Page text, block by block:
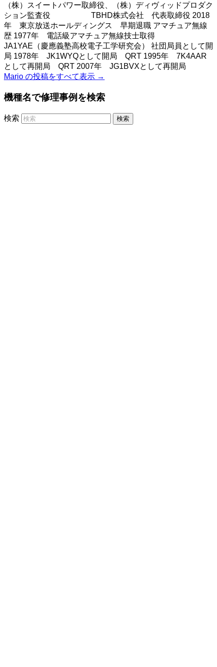
（株）スイートパワー取締役、（株）ディヴィッドプロダク
ション監査役 TBHD株式会社 代表取締役 2018
年 東京放送ホールディングス 早期退職 アマチュア無線
歴 1977年 電話級アマチュア無線技士取得
JA1YAE（慶應義塾高校電子工学研究会） 社団局員として開
局 1978年 JK1WYQとして開局 QRT 1995年 7K4AAR
として再開局 QRT 2007年 JG1BVXとして再開局
Mario の投稿をすべて表示 →
機種名で修理事例を検索
検索